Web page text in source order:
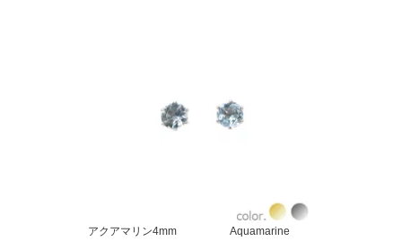
アクアマリン4mm Aquamarine